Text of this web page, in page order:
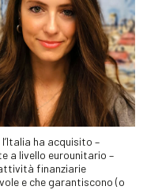
ha acquisito –
a livello eurounitario –
finanziarie
e che garantiscono (o